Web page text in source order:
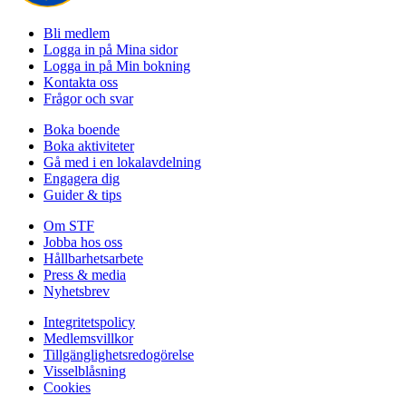
Bli medlem
Logga in på Mina sidor
Logga in på Min bokning
Kontakta oss
Frågor och svar
Boka boende
Boka aktiviteter
Gå med i en lokalavdelning
Engagera dig
Guider & tips
Om STF
Jobba hos oss
Hållbarhetsarbete
Press & media
Nyhetsbrev
Integritetspolicy
Medlemsvillkor
Tillgänglighetsredogörelse
Visselblåsning
Cookies